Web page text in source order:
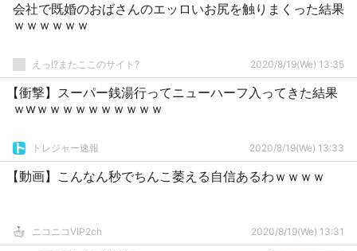
会社で既婚のおばさんのエッロいお尻を触りまくった結果
ｗｗｗｗｗｗ
えっ!?またここのサイト? 2020/8/19(We) 13:35
【衝撃】スーパー銭湯行ってニューハーフ入ってきた結果
ｗwｗｗｗｗｗｗｗｗｗｗ
トレジャー速報 2020/8/19(We) 13:33
【動画】こんなん秒でちんこ萎える自信あるわｗｗｗｗ
ニコニコVIP2ch 2020/8/19(We) 13:31